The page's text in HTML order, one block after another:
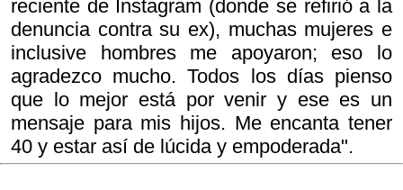
reciente de Instagram (donde se refirió a la
denuncia contra su ex), muchas mujeres e
inclusive hombres me apoyaron; eso lo
agradezco mucho. Todos los días pienso
que lo mejor está por venir y ese es un
mensaje para mis hijos. Me encanta tener
40 y estar así de lúcida y empoderada".